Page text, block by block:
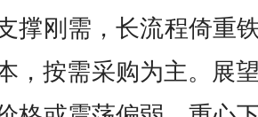
撑刚需，长流程倚重
，按需采购为主。展